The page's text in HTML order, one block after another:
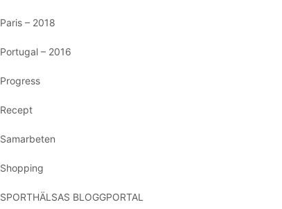
Paris – 2018
Portugal – 2016
Progress
Recept
Samarbeten
Shopping
SPORTHÄLSAS BLOGGPORTAL